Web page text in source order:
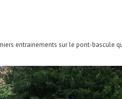
entrainements sur le pont-bascule